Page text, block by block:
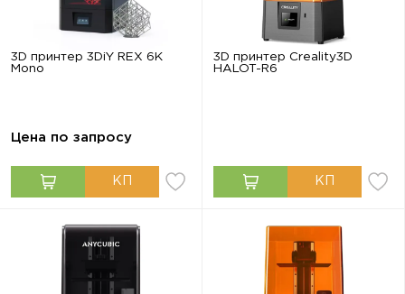
3D принтер 3DiY REX 6K
Mono
Цена по запросу
3D принтер Creality3D
HALOT-R6